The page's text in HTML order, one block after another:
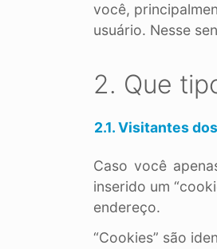
você,
usuário. Nesse
2. Que
2.1. Visitantes
Caso você
inserido um
endereço.
“Cookies” são